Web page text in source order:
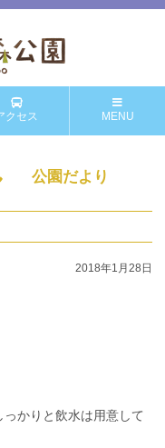
クセス MENU
公園だより
2018年1月28日
かりと飲水は用意して